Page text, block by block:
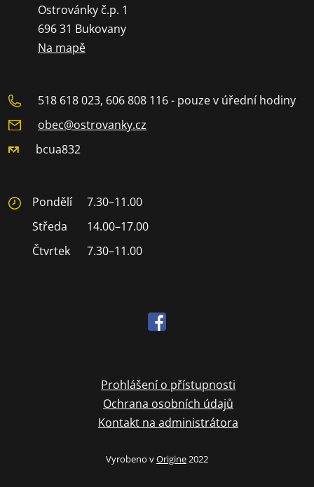
Ostrovánky č.p. 1
696 31 Bukovany
Na mapě
518 618 023, 606 808 116 - pouze v úřední hodiny
obec@ostrovanky.cz
bcua832
Pondělí
7.30–11.00
Středa
14.00–17.00
Čtvrtek
7.30–11.00
Prohlášení o přístupnosti
Ochrana osobních údajů
Kontakt na administrátora
Vyrobeno vOrigine2022